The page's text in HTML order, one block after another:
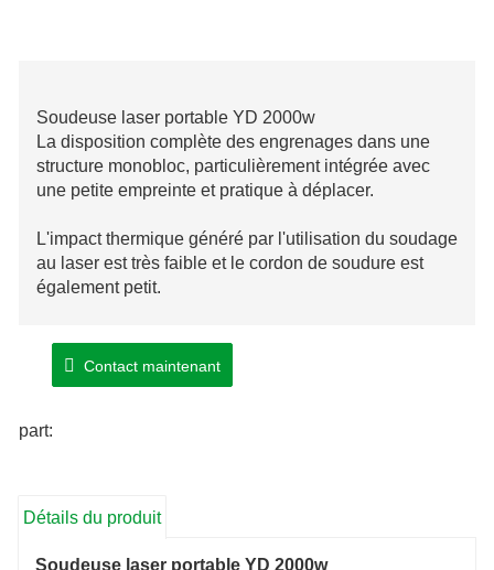
Soudeuse laser portable YD 2000w
La disposition complète des engrenages dans une
structure monobloc, particulièrement intégrée avec
une petite empreinte et pratique à déplacer.
L'impact thermique généré par l'utilisation du soudage
au laser est très faible et le cordon de soudure est
également petit.
une précision excessive et un système de réaffûtage
ou secondaire peuvent généralement être éliminés.
Contact maintenant
part:
Détails du produit
Soudeuse laser portable YD 2000w